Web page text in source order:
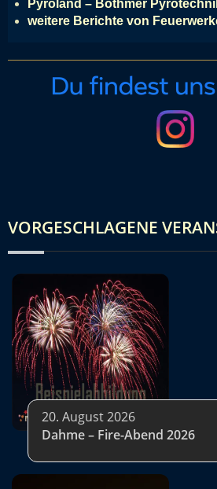
Pyroland – Bothmer
weitere Berichte von
VORGESCHLAGENE
20. August 2026
Dahme – Fire-Abend 2026